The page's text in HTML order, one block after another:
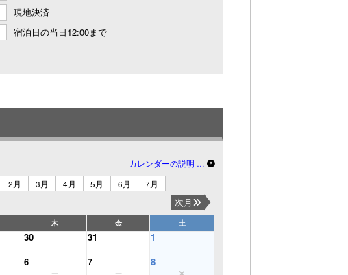
現地決済
宿泊日の当日12:00まで
カレンダーの説明 …
2月 3月 4月 5月 6月 7月
次月
木 金 土
30 31
1
6 7
8